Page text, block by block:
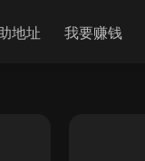
地址 我要赚钱